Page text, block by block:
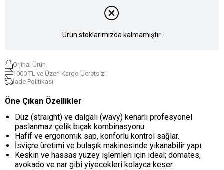
Ürün stoklarımızda kalmamıştır.
Orjinal Ürün
1000 TL ve Üzeri Kargo Ücretsiz!
İade Politikası
Öne Çıkan Özellikler
Düz (straight) ve dalgalı (wavy) kenarlı profesyonel
paslanmaz çelik bıçak kombinasyonu.
Hafif ve ergonomik sap, konforlu kontrol sağlar.
İsviçre üretimi ve bulaşık makinesinde yıkanabilir yapı.
Keskin ve hassas yüzey işlemleri için ideal; domates,
avokado ve nar gibi yiyecekleri kolayca keser.